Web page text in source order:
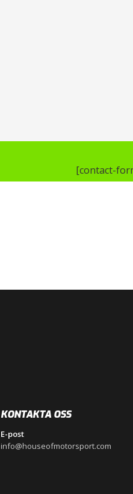
[contact-
KONTAKTA OSS
E-post
info@houseofmotorsport.com